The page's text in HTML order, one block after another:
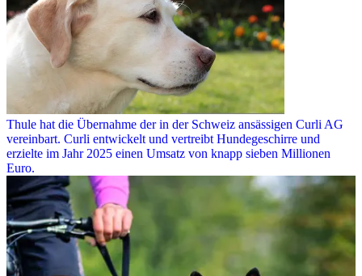
Thule hat die Übernahme der in der Schweiz ansässigen Curli AG
vereinbart. Curli entwickelt und vertreibt Hundegeschirre und
erzielte im Jahr 2025 einen Umsatz von knapp sieben Millionen
Euro.